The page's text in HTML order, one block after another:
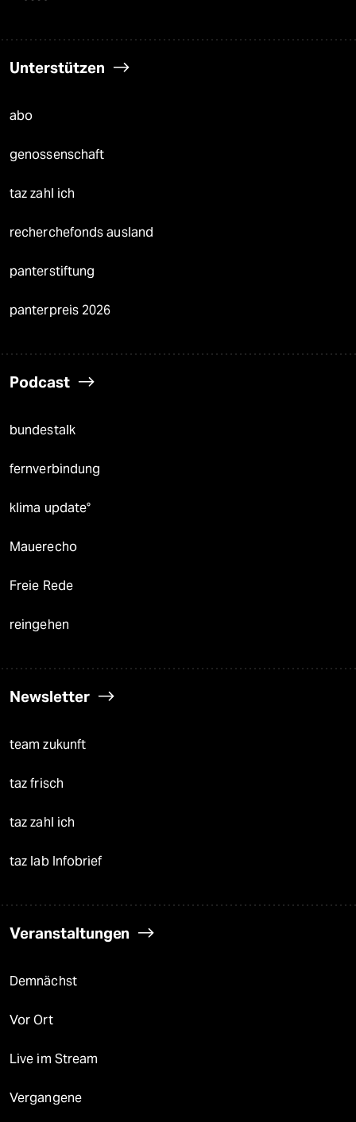
Unterstützen
abo
genossenschaft
taz zahl ich
recherchefonds ausland
panterstiftung
panterpreis 2026
Podcast
bundestalk
fernverbindung
klima update°
Mauerecho
Freie Rede
reingehen
Newsletter
team zukunft
taz frisch
taz zahl ich
taz lab Infobrief
Veranstaltungen
Demnächst
Vor Ort
Live im Stream
Vergangene